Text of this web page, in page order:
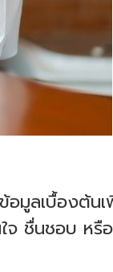
อมูลเบื้องต้น
ชื่นชอบ หรื